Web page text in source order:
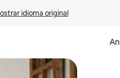
idioma original